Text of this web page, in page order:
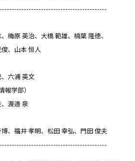
原 英治、大橋 範雄、楠葉 隆徳、
、山本 恒人
六浦 英文
学部）
渡邉 泉
福井 孝明、松田 幸弘、門田 俊夫